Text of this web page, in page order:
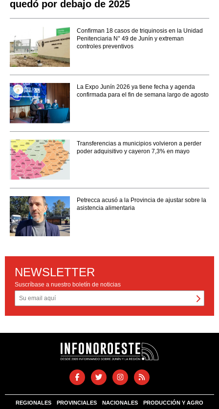
quedó por debajo de 2025
Confirman 18 casos de triquinosis en la Unidad
Penitenciaria N° 49 de Junín y extreman
controles preventivos
La Expo Junín 2026 ya tiene fecha y agenda
confirmada para el fin de semana largo de agosto
Transferencias a municipios volvieron a perder
poder adquisitivo y cayeron 7,3% en mayo
Petrecca acusó a la Provincia de ajustar sobre la
asistencia alimentaria
NEWSLETTER
Suscríbase a nuestro boletín de noticias
REGIONALES PROVINCIALES NACIONALES PRODUCCIÓN Y AGRO